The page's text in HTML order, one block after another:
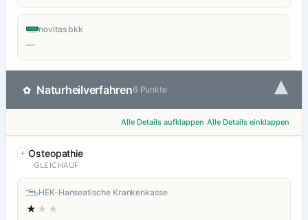
novitas bkk
—
✿ Naturheilverfahren6 Punkte ▾
Alle Details aufklappen Alle Details einklappen
Osteopathie
GLEICHAUF
HEK-Hanseatische Krankenkasse
★ ★★